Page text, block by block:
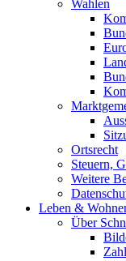
Wahlen
Ortsrecht
Steuern,
Weitere
Leben &
Über